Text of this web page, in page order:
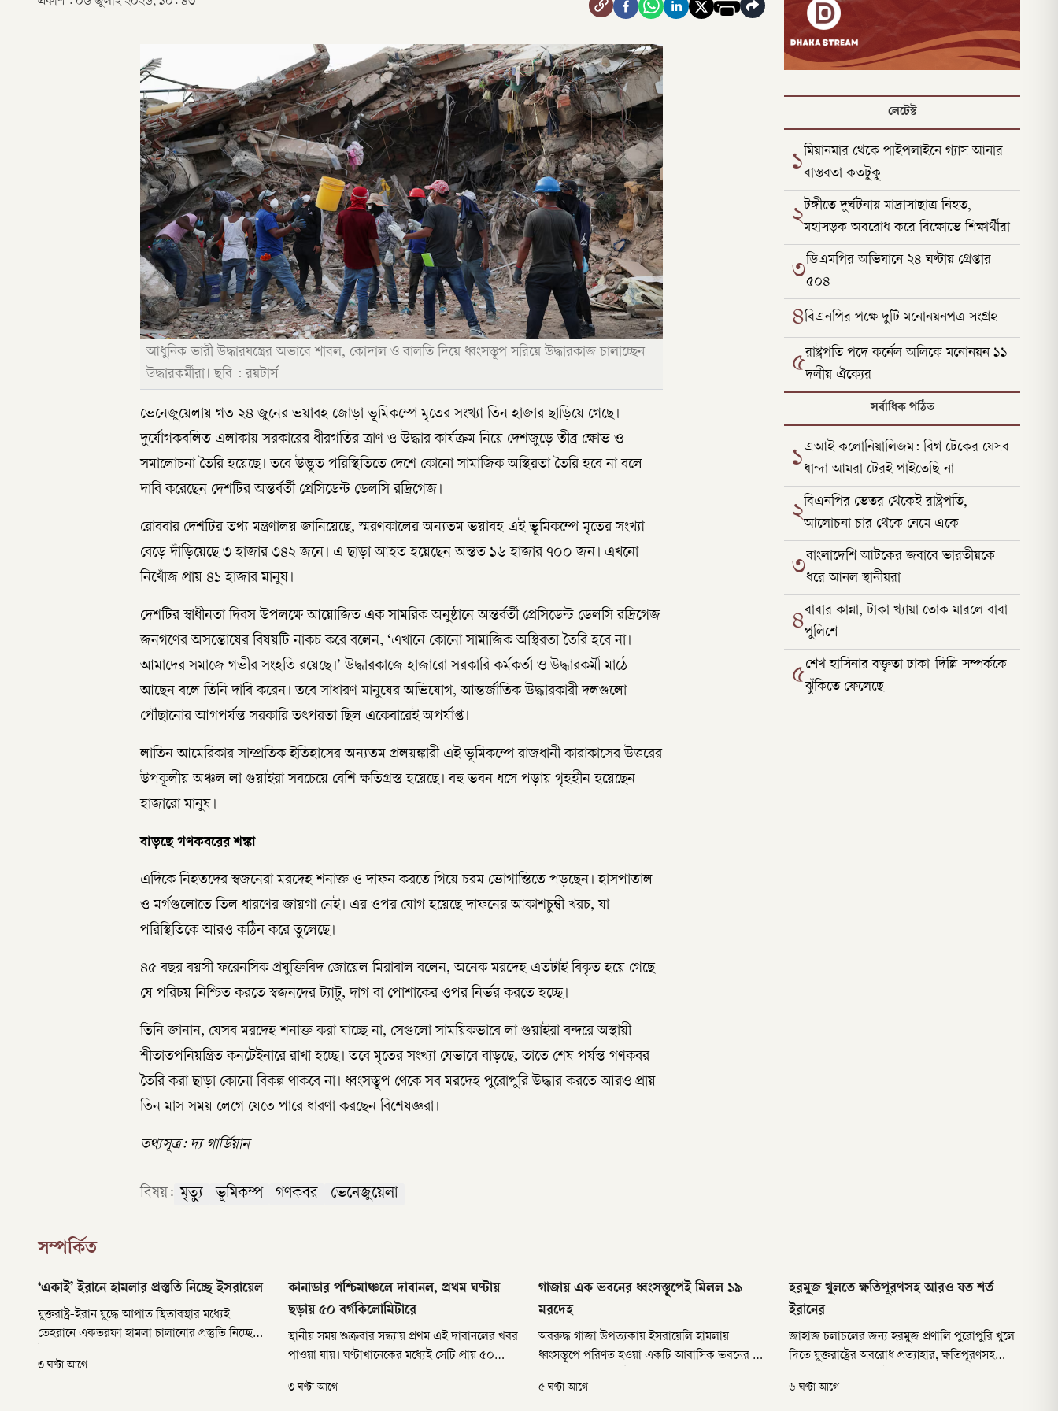
আধুনিক ভারী উদ্ধারযন্ত্রের অভাবে শাবল, কোদাল ও বালতি দিয়ে ধ্বংসস্তূপ সরিয়ে উদ্ধারকাজ চালাচ্ছেন
উদ্ধারকর্মীরা। ছবি : রয়টার্স
ভেনেজুয়েলায় গত ২৪ জুনের ভয়াবহ জোড়া ভূমিকম্পে মৃতের সংখ্যা তিন হাজার ছাড়িয়ে গেছে।
দুর্যোগকবলিত এলাকায় সরকারের ধীরগতির ত্রাণ ও উদ্ধার কার্যক্রম নিয়ে দেশজুড়ে তীব্র ক্ষোভ ও
সমালোচনা তৈরি হয়েছে। তবে উদ্ভূত পরিস্থিতিতে দেশে কোনো সামাজিক অস্থিরতা তৈরি হবে না বলে
দাবি করেছেন দেশটির অন্তর্বর্তী প্রেসিডেন্ট ডেলসি রদ্রিগেজ।
রোববার দেশটির তথ্য মন্ত্রণালয় জানিয়েছে, স্মরণকালের অন্যতম ভয়াবহ এই ভূমিকম্পে মৃতের সংখ্যা
বেড়ে দাঁড়িয়েছে ৩ হাজার ৩৪২ জনে। এ ছাড়া আহত হয়েছেন অন্তত ১৬ হাজার ৭০০ জন। এখনো
নিখোঁজ প্রায় ৪১ হাজার মানুষ।
দেশটির স্বাধীনতা দিবস উপলক্ষে আয়োজিত এক সামরিক অনুষ্ঠানে অন্তর্বর্তী প্রেসিডেন্ট ডেলসি রদ্রিগেজ
জনগণের অসন্তোষের বিষয়টি নাকচ করে বলেন, ‘এখানে কোনো সামাজিক অস্থিরতা তৈরি হবে না।
আমাদের সমাজে গভীর সংহতি রয়েছে।’ উদ্ধারকাজে হাজারো সরকারি কর্মকর্তা ও উদ্ধারকর্মী মাঠে
আছেন বলে তিনি দাবি করেন। তবে সাধারণ মানুষের অভিযোগ, আন্তর্জাতিক উদ্ধারকারী দলগুলো
পৌঁছানোর আগপর্যন্ত সরকারি তৎপরতা ছিল একেবারেই অপর্যাপ্ত।
লাতিন আমেরিকার সাম্প্রতিক ইতিহাসের অন্যতম প্রলয়ঙ্কারী এই ভূমিকম্পে রাজধানী কারাকাসের উত্তরের
উপকূলীয় অঞ্চল লা গুয়াইরা সবচেয়ে বেশি ক্ষতিগ্রস্ত হয়েছে। বহু ভবন ধসে পড়ায় গৃহহীন হয়েছেন
হাজারো মানুষ।
বাড়ছে গণকবরের শঙ্কা
এদিকে নিহতদের স্বজনেরা মরদেহ শনাক্ত ও দাফন করতে গিয়ে চরম ভোগান্তিতে পড়ছেন। হাসপাতাল
ও মর্গগুলোতে তিল ধারণের জায়গা নেই। এর ওপর যোগ হয়েছে দাফনের আকাশচুম্বী খরচ, যা
পরিস্থিতিকে আরও কঠিন করে তুলেছে।
৪৫ বছর বয়সী ফরেনসিক প্রযুক্তিবিদ জোয়েল মিরাবাল বলেন, অনেক মরদেহ এতটাই বিকৃত হয়ে গেছে
যে পরিচয় নিশ্চিত করতে স্বজনদের ট্যাটু, দাগ বা পোশাকের ওপর নির্ভর করতে হচ্ছে।
তিনি জানান, যেসব মরদেহ শনাক্ত করা যাচ্ছে না, সেগুলো সাময়িকভাবে লা গুয়াইরা বন্দরে অস্থায়ী
শীতাতপনিয়ন্ত্রিত কনটেইনারে রাখা হচ্ছে। তবে মৃতের সংখ্যা যেভাবে বাড়ছে, তাতে শেষ পর্যন্ত গণকবর
তৈরি করা ছাড়া কোনো বিকল্প থাকবে না। ধ্বংসস্তূপ থেকে সব মরদেহ পুরোপুরি উদ্ধার করতে আরও প্রায়
তিন মাস সময় লেগে যেতে পারে ধারণা করছেন বিশেষজ্ঞরা।
তথ্যসূত্র: দ্য গার্ডিয়ান
বিষয়: মৃত্যু ভূমিকম্প গণকবর ভেনেজুয়েলা
লেটেস্ট
১মিয়ানমার থেকে পাইপলাইনে গ্যাস আনার
বাস্তবতা কতটুকু
২টঙ্গীতে দুর্ঘটনায় মাদ্রাসাছাত্র নিহত,
মহাসড়ক অবরোধ করে বিক্ষোভে শিক্ষার্থীরা
৩ডিএমপির অভিযানে ২৪ ঘণ্টায় গ্রেপ্তার
৫০৪
৪বিএনপির পক্ষে দুটি মনোনয়নপত্র সংগ্রহ
৫রাষ্ট্রপতি পদে কর্নেল অলিকে মনোনয়ন ১১
দলীয় ঐক্যের
সর্বাধিক পঠিত
১এআই কলোনিয়ালিজম: বিগ টেকের যেসব
ধান্দা আমরা টেরই পাইতেছি না
২বিএনপির ভেতর থেকেই রাষ্ট্রপতি,
আলোচনা চার থেকে নেমে একে
৩বাংলাদেশি আটকের জবাবে ভারতীয়কে
ধরে আনল স্থানীয়রা
৪বাবার কান্না, টাকা খ্যায়া তোক মারলে বাবা
পুলিশে
৫শেখ হাসিনার বক্তৃতা ঢাকা-দিল্লি সম্পর্ককে
ঝুঁকিতে ফেলেছে
সম্পর্কিত
‘একাই’ ইরানে হামলার প্রস্তুতি নিচ্ছে ইসরায়েল
যুক্তরাষ্ট্র-ইরান যুদ্ধে আপাত স্থিতাবস্থার মধ্যেই
তেহরানে একতরফা হামলা চালানোর প্রস্তুতি নিচ্ছে
জানিয়েছে, যুক্তরাষ্ট্রকে ছাড়াই ইরানে হামলার
৩ ঘণ্টা আগে
কানাডার পশ্চিমাঞ্চলে দাবানল, প্রথম ঘণ্টায়
ছড়ায় ৫০ বর্গকিলোমিটারে
স্থানীয় সময় শুক্রবার সন্ধ্যায় প্রথম এই দাবানলের খবর
পাওয়া যায়। ঘণ্টাখানেকের মধ্যেই সেটি প্রায় ৫০
প্রায় ১০০ বর্গকিলোমিটার এলাকায় আগুন জ্বলছে।
৩ ঘণ্টা আগে
গাজায় এক ভবনের ধ্বংসস্তূপেই মিলল ১৯
মরদেহ
অবরুদ্ধ গাজা উপত্যকায় ইসরায়েলি হামলায়
ধ্বংসস্তূপে পরিণত হওয়া একটি আবাসিক ভবনের নিচ
অধিকাংশই নারী ও শিশু। শনিবার (৮ আগস্ট) গাজার
৫ ঘণ্টা আগে
হরমুজ খুলতে ক্ষতিপূরণসহ আরও যত শর্ত
ইরানের
জাহাজ চলাচলের জন্য হরমুজ প্রণালি পুরোপুরি খুলে
দিতে যুক্তরাষ্ট্রের অবরোধ প্রত্যাহার, ক্ষতিপূরণসহ
চলাচল নিয়ে ওমানের সঙ্গে সমঝোতা প্রায় চূড়ান্ত
৬ ঘণ্টা আগে